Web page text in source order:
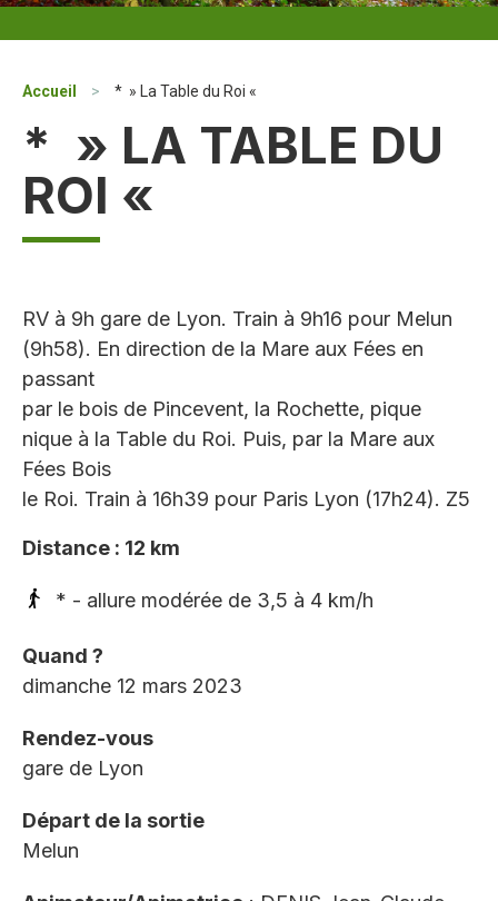
Accueil > * » La Table du Roi «
* » LA TABLE DU
ROI «
RV à 9h gare de Lyon. Train à 9h16 pour Melun
(9h58). En direction de la Mare aux Fées en
passant
par le bois de Pincevent, la Rochette, pique
nique à la Table du Roi. Puis, par la Mare aux
Fées Bois
le Roi. Train à 16h39 pour Paris Lyon (17h24). Z5
Distance : 12 km
* - allure modérée de 3,5 à 4 km/h
Quand ?
dimanche 12 mars 2023
Rendez-vous
gare de Lyon
Départ de la sortie
Melun